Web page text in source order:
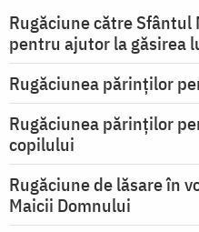
Rugăciune către Sfântul
pentru ajutor la găsirea
Rugăciunea părinților
Rugăciunea părinților
copilului
Rugăciune de lăsare în
Maicii Domnului